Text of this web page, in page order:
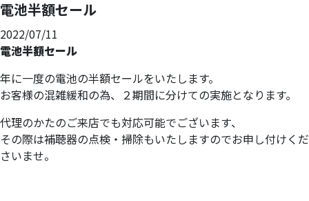
電池半額セール
2022/07/11
電池半額セール
年に一度の電池の半額セールをいたします。
お客様の混雑緩和の為、２期間に分けての実施となります。
代理のかたのご来店でも対応可能でございます、
その際は補聴器の点検・掃除もいたしますのでお申し付けくだ
さいませ。